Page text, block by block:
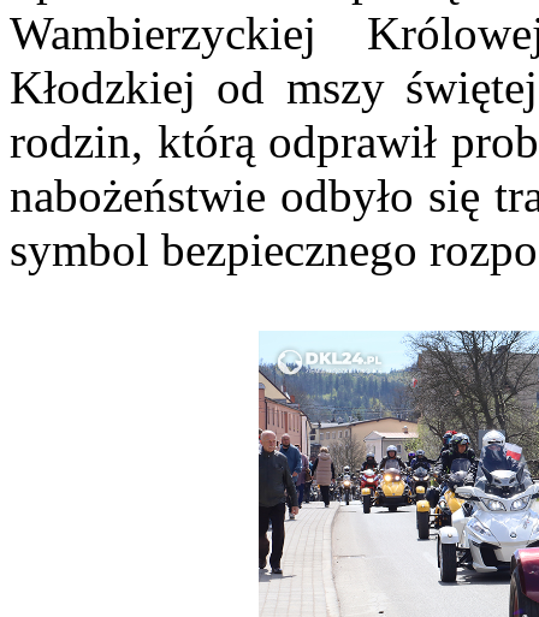
Wambierzyckiej
Kłodzkiej od mszy
rodzin, którą odprawił
nabożeństwie odbyło się
symbol bezpiecznego